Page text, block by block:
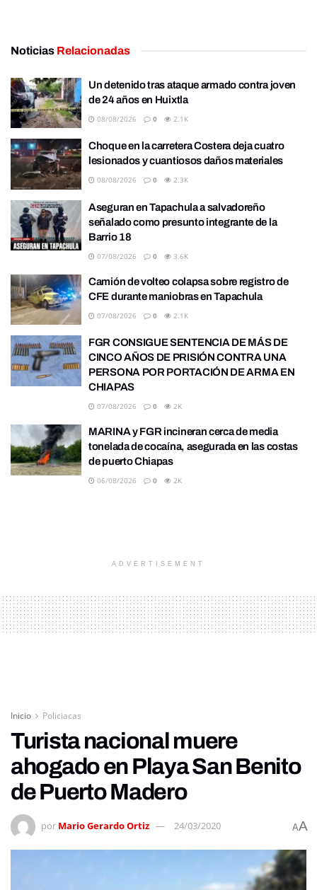
Noticias Relacionadas
Un detenido tras ataque armado contra joven
de 24 años en Huixtla
08/08/2026 0 2.1K
Choque en la carretera Costera deja cuatro
lesionados y cuantiosos daños materiales
08/08/2026 0 2.3K
Aseguran en Tapachula a salvadoreño
señalado como presunto integrante de la
Barrio 18
07/08/2026 0 3.6K
Camión de volteo colapsa sobre registro de
CFE durante maniobras en Tapachula
07/08/2026 0 2.1K
FGR CONSIGUE SENTENCIA DE MÁS DE
CINCO AÑOS DE PRISIÓN CONTRA UNA
PERSONA POR PORTACIÓN DE ARMA EN
CHIAPAS
07/08/2026 0 2K
MARINA y FGR incineran cerca de media
tonelada de cocaína, asegurada en las costas
de puerto Chiapas
06/08/2026 0 2K
ADVERTISEMENT
Inicio Policiacas
Turista nacional muere
ahogado en Playa San Benito
de Puerto Madero
por Mario Gerardo Ortiz 24/03/2020 AA